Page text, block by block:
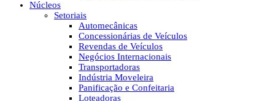
Núcleos
Setoriais
Automecânicas
Concessionárias de Veículos
Revendas de Veículos
Negócios Internacionais
Transportadoras
Indústria Moveleira
Panificação e Confeitaria
Loteadoras